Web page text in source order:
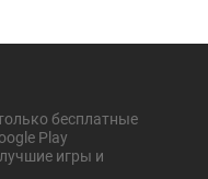
бесплатные
Play
игры и